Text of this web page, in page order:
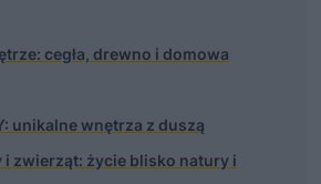
cegła, drewno i domowa
unikalne wnętrza z duszą
i zwierząt: życie blisko natury i